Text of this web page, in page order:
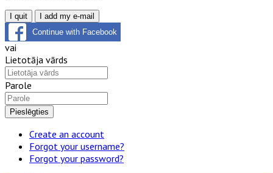
I quit
I add my e-mail
Continue with Facebook
vai
Lietotāja vārds
Parole
Pieslēgties
Create an account
Forgot your username?
Forgot your password?